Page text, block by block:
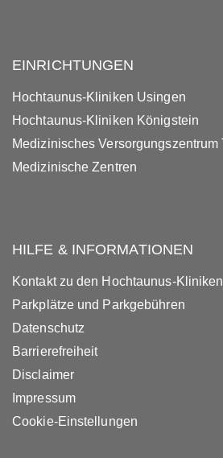
EINRICHTUNGEN
Hochtaunus-Kliniken Usingen
Hochtaunus-Kliniken Königstein
Medizinisches Versorgungszentrum
Medizinische Zentren
HILFE & INFORMATIONEN
Kontakt zu den Hochtaunus-Kliniken
Parkplätze und Parkgebühren
Datenschutz
Barrierefreiheit
Disclaimer
Impressum
Cookie-Einstellungen